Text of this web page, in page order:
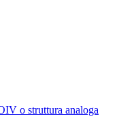
o struttura analoga